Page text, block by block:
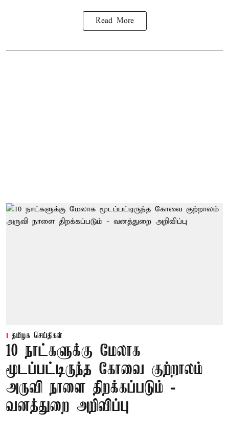
Read More
தமிழக செய்திகள்
10 நாட்களுக்கு மேலாக
மூடப்பட்டிருந்த கோவை குற்றாலம்
அருவி நாளை திறக்கப்படும் -
வனத்துறை அறிவிப்பு